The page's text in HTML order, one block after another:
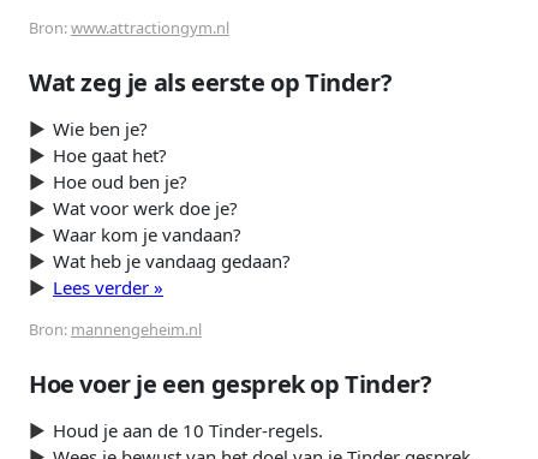
Bron:www.attractiongym.nl
Wat zeg je als eerste op Tinder?
Wie ben je?
Hoe gaat het?
Hoe oud ben je?
Wat voor werk doe je?
Waar kom je vandaan?
Wat heb je vandaag gedaan?
Lees verder »
Bron: mannengeheim.nl
Hoe voer je een gesprek op Tinder?
Houd je aan de 10 Tinder-regels.